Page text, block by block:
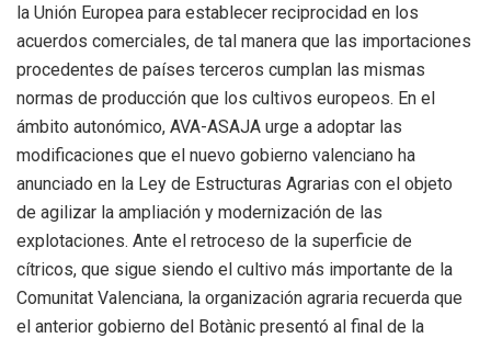
la Unión Europea para establecer reciprocidad en los
acuerdos comerciales, de tal manera que las importaciones
procedentes de países terceros cumplan las mismas
normas de producción que los cultivos europeos. En el
ámbito autonómico, AVA-ASAJA urge a adoptar las
modificaciones que el nuevo gobierno valenciano ha
anunciado en la Ley de Estructuras Agrarias con el objeto
de agilizar la ampliación y modernización de las
explotaciones. Ante el retroceso de la superficie de
cítricos, que sigue siendo el cultivo más importante de la
Comunitat Valenciana, la organización agraria recuerda que
el anterior gobierno del Botànic presentó al final de la